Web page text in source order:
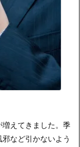
えてきました。季
など引かないよう